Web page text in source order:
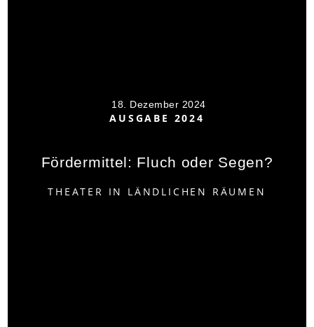
18. Dezember 2024
AUSGABE 2024
Fördermittel: Fluch oder Segen?
THEATER IN LÄNDLICHEN RÄUMEN